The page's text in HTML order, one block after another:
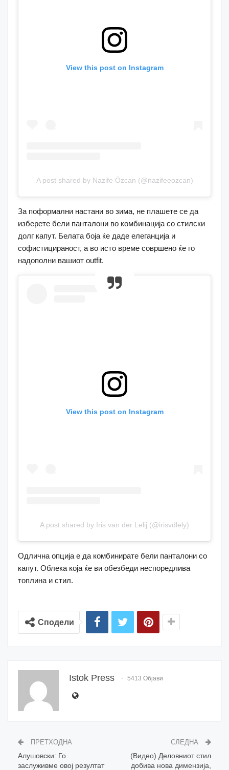
View this post on Instagram
A post shared by Nazife Özcan (@nazifeeozcan)
За поформални настани во зима, не плашете се да
изберете бели панталони во комбинација со стилски
долг капут. Белата боја ќе даде елеганција и
софистицираност, а во исто време совршено ќе го
надополни вашиот outfit.
View this post on Instagram
A post shared by Iris van der Lelij (@irisvdlely)
Одлична опција е да комбинирате бели панталони со
капут. Облека која ќе ви обезбеди неспоредлива
топлина и стил.
Сподели
Istok Press 5413 Објави
ПРЕТХОДНА
Алушовски: Го
заслуживме овој резултат
СЛЕДНА
(Видео) Деловниот стил
добива нова димензија,